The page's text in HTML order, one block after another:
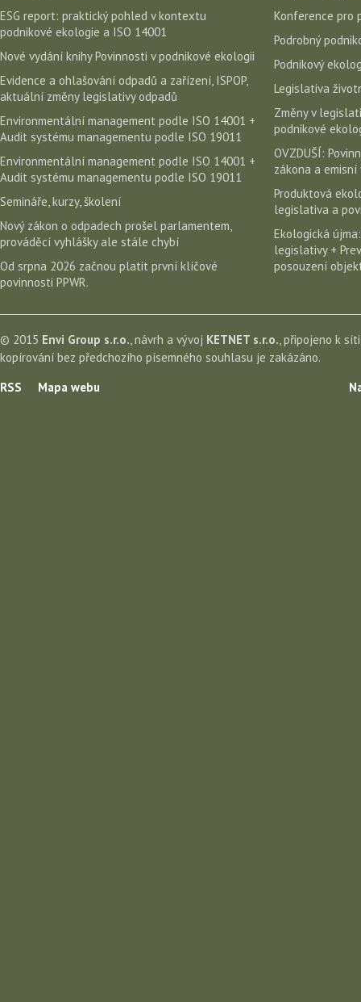
ESG report: praktický pohled v kontextu
podnikové ekologie a ISO 14001
Nové vydání knihy Povinnosti v podnikové ekologii
Evidence a ohlašování odpadů a zařízení, ISPOP,
aktuální změny legislativy odpadů
Environmentální management podle ISO 14001 +
Audit systému managementu podle ISO 19011
Environmentální management podle ISO 14001 +
Audit systému managementu podle ISO 19011
Semináře, kurzy, školení
Nový zákon o odpadech prošel parlamentem,
prováděcí vyhlášky ale stále chybí
Od srpna 2026 začnou platit první klíčové
povinnosti PPWR.
Konference pro
Podrobný
Podnikový
Legislativa
Změny v
podnikové
OVZDUŠÍ:
zákona a emisní
Produktová
legislativa a
Ekologická
legislativy +
posouzení
© 2015 Envi Group s.r.o., návrh a vývoj KETNET s.r.o., připojeno k
kopírování bez předchozího písemného souhlasu je zakázáno.
RSS
Mapa webu